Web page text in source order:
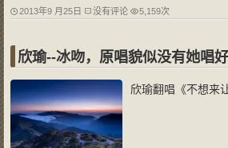
的，但最终会发现
改，但又苦于对网
洋
2013年9 月25日 没有评论 5,159次
欣瑜--冰吻，原唱貌似没有她唱
欣瑜翻唱《不想来